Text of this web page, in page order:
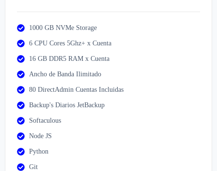
1000 GB NVMe Storage
6 CPU Cores 5Ghz+ x Cuenta
16 GB DDR5 RAM x Cuenta
Ancho de Banda Ilimitado
80 DirectAdmin Cuentas Incluidas
Backup's Diarios JetBackup
Softaculous
Node JS
Python
Git